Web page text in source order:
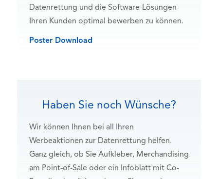
Datenrettung und die Software-Lösungen
Ihren Kunden optimal bewerben zu können.
Poster Download
Haben Sie noch Wünsche?
Wir können Ihnen bei all Ihren
Werbeaktionen zur Datenrettung helfen.
Ganz gleich, ob Sie Aufkleber, Merchandising
am Point-of-Sale oder ein Infoblatt mit Co-